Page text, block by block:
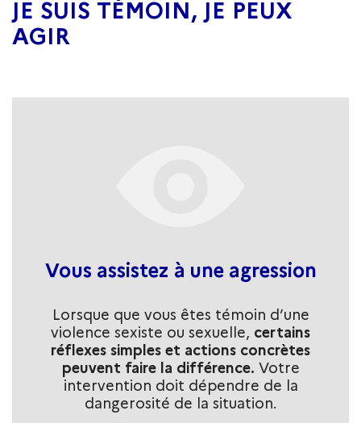
JE SUIS TÉMOIN, JE PEUX
AGIR
Vous assistez à une agression
Lorsque que vous êtes témoin d’une
violence sexiste ou sexuelle, certains
réflexes simples et actions concrètes
peuvent faire la différence. Votre
intervention doit dépendre de la
dangerosité de la situation.